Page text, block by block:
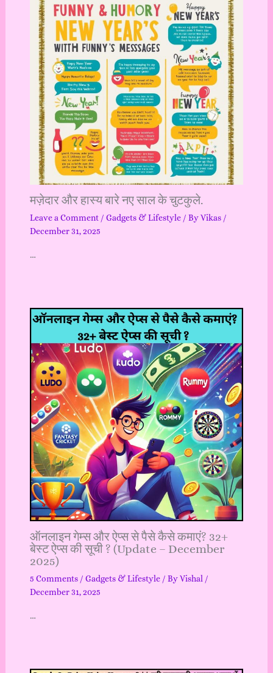
मज़ेदार और हास्य बारे नए साल के चुटकुले.
Leave a Comment / Gadgets & Lifestyle/ ByVikas /
December 31, 2025
…
ऑनलाइन गेम्स और ऐप्स से पैसे कैसे कमाएं? 32+
बेस्ट ऐप्स की सूची ? (Update – December
2025)
5 Comments / Gadgets & Lifestyle/ ByVishal /
December 31, 2025
…